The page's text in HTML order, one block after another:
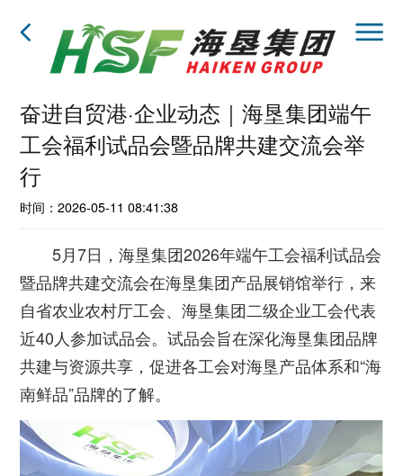
奋进自贸港·企业动态｜海垦集团端午
工会福利试品会暨品牌共建交流会举
行
时间：2026-05-11 08:41:38
5月7日，海垦集团2026年端午工会福利试品会
暨品牌共建交流会在海垦集团产品展销馆举行，来
自省农业农村厅工会、海垦集团二级企业工会代表
近40人参加试品会。试品会旨在深化海垦集团品牌
共建与资源共享，促进各工会对海垦产品体系和“海
南鲜品”品牌的了解。